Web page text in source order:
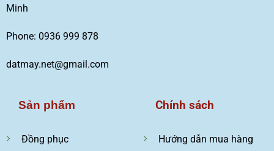
Minh
Phone: 0936 999 878
datmay.net@gmail.com
Sản phẩm
Đồng phục
Chính sách
Hướng dẫn mua hàng